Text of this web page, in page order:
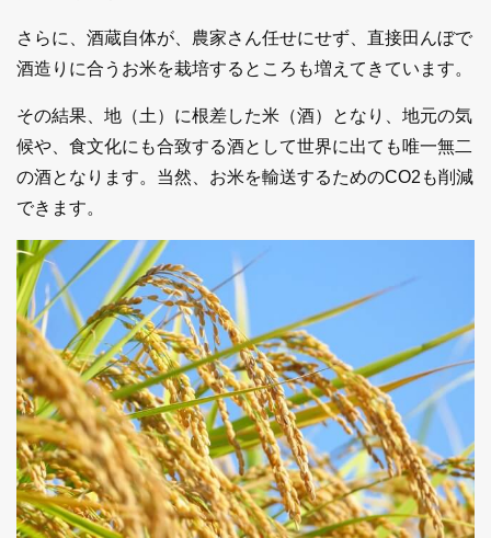
さらに、酒蔵自体が、農家さん任せにせず、直接田んぼで
酒造りに合うお米を栽培するところも増えてきています。
その結果、地（土）に根差した米（酒）となり、地元の気
候や、食文化にも合致する酒として世界に出ても唯一無二
の酒となります。当然、お米を輸送するためのCO2も削減
できます。